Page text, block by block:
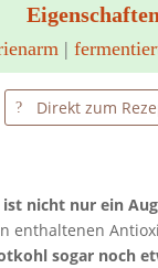
Eigenschaften
|
Direkt zum
nicht nur ein
enthaltenen
sogar noch